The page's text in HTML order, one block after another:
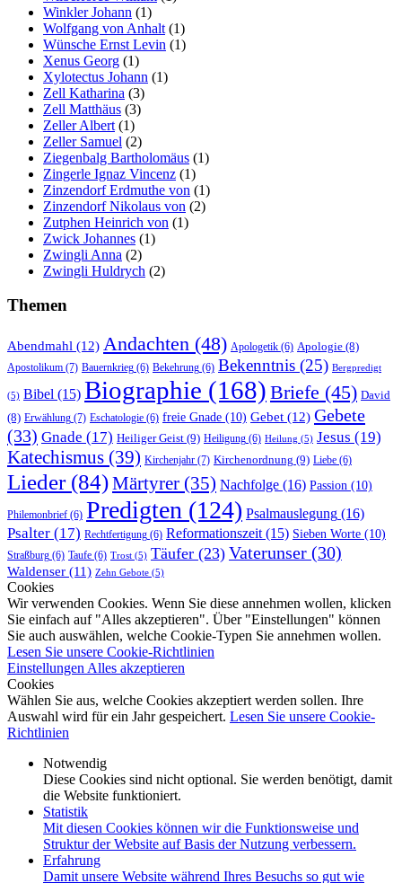
Winkler Johann (1)
Wolfgang von Anhalt (1)
Wünsche Ernst Levin (1)
Xenus Georg (1)
Xylotectus Johann (1)
Zell Katharina (3)
Zell Matthäus (3)
Zeller Albert (1)
Zeller Samuel (2)
Ziegenbalg Bartholomäus (1)
Zingerle Ignaz Vincenz (1)
Zinzendorf Erdmuthe von (1)
Zinzendorf Nikolaus von (2)
Zutphen Heinrich von (1)
Zwick Johannes (1)
Zwingli Anna (2)
Zwingli Huldrych (2)
Themen
Abendmahl (12) Andachten (48) Apologetik (6) Apologie (8)
Apostolikum (7) Bauernkrieg (6) Bekehrung (6) Bekenntnis (25) Bergpredigt
(5) Bibel (15) Biographie (168) Briefe (45) David
(8) Erwählung (7) Eschatologie (6) freie Gnade (10) Gebet (12) Gebete
(33) Gnade (17) Heiliger Geist (9) Heiligung (6) Heilung (5) Jesus (19)
Katechismus (39) Kirchenjahr (7) Kirchenordnung (9) Liebe (6)
Lieder(84)Märtyrer (35) Nachfolge (16) Passion (10)
Philemonbrief (6) Predigten (124) Psalmauslegung (16)
Psalter (17) Rechtfertigung (6) Reformationszeit (15) Sieben Worte (10)
Straßburg (6) Taufe (6) Trost (5) Täufer (23) Vaterunser (30)
Waldenser (11) Zehn Gebote (5)
Cookies
Wir verwenden Cookies. Wenn Sie diese annehmen wollen, klicken
Sie einfach auf "Alles akzeptieren". Über "Einstellungen" können
Sie auch auswählen, welche Cookie-Typen Sie annehmen wollen.
Lesen Sie unsere Cookie-Richtlinien
Einstellungen Alles akzeptieren
Cookies
Wählen Sie aus, welche Cookies akzeptiert werden sollen. Ihre
Auswahl wird für ein Jahr gespeichert. Lesen Sie unsere Cookie-
Richtlinien
Notwendig
Diese Cookies sind nicht optional. Sie werden benötigt, damit
die Website funktioniert.
Statistik
Mit diesen Cookies können wir die Funktionsweise und
Struktur der Website auf Basis der Nutzung verbessern.
Erfahrung
Damit unsere Website während Ihres Besuchs so gut wie